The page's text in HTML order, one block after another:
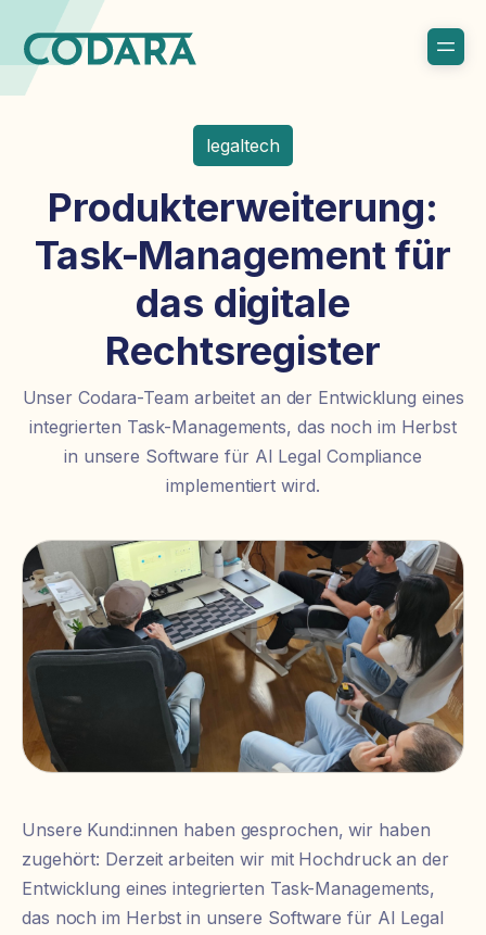
legaltech
Produkterweiterung:
Task-Management für
das digitale
Rechtsregister
Unser Codara-Team arbeitet an der Entwicklung eines
integrierten Task-Managements, das noch im Herbst
in unsere Software für AI Legal Compliance
implementiert wird.
Unsere Kund:innen haben gesprochen, wir haben
zugehört: Derzeit arbeiten wir mit Hochdruck an der
Entwicklung eines integrierten Task-Managements,
das noch im Herbst in unsere Software für AI Legal